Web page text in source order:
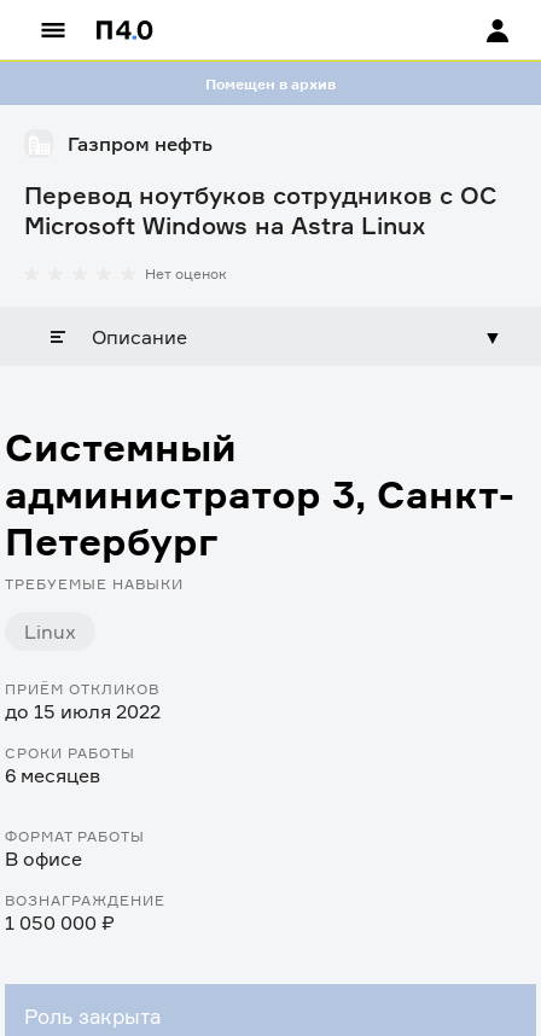
Помещен в архив
Газпром нефть
Перевод ноутбуков сотрудников с ОС
Microsoft Windows на Astra Linux
Нет оценок
Описание ▼
Системный
администратор 3, Санкт-
Петербург
ТРЕБУЕМЫЕ НАВЫКИ
Linux
ПРИЁМ ОТКЛИКОВ
до 15 июля 2022
СРОКИ РАБОТЫ
6 месяцев
ФОРМАТ РАБОТЫ
В офисе
ВОЗНАГРАЖДЕНИЕ
1 050 000 ₽
Роль закрыта